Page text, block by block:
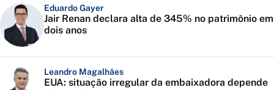
Eduardo Gayer
Jair Renan declara alta de 345% no patrimônio em
dois anos
Leandro Magalhães
EUA: situação irregular da embaixadora depende